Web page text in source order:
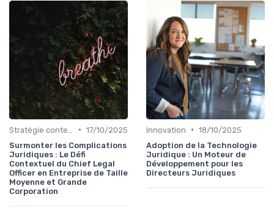
• 17/10/2025
Surmonter les Complications
Juridiques : Le Défi
Contextuel du Chief Legal
Officer en Entreprise de Taille
Moyenne et Grande
Corporation
Innovation • 18/10/2025
Adoption de la Technologie
Juridique : Un Moteur de
Développement pour les
Directeurs Juridiques